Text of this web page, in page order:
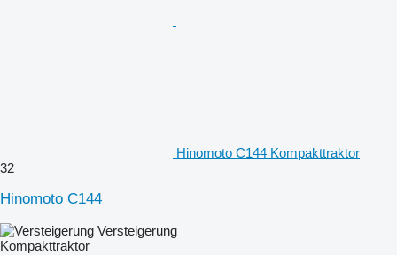
Hinomoto C144 Kompakttraktor
32
Hinomoto C144
Versteigerung
Kompakttraktor